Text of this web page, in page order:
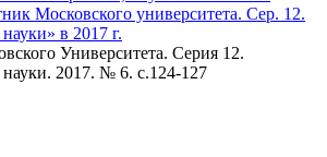
Московского университета. Сер. 12.
в 2017 г.
Университета. Серия 12.
2017. № 6. c.124-127